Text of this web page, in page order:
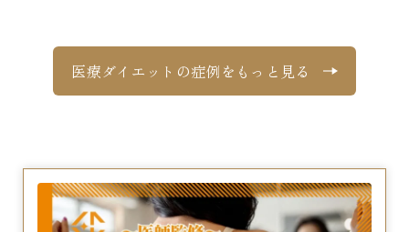
医療ダイエットの症例をもっと見る